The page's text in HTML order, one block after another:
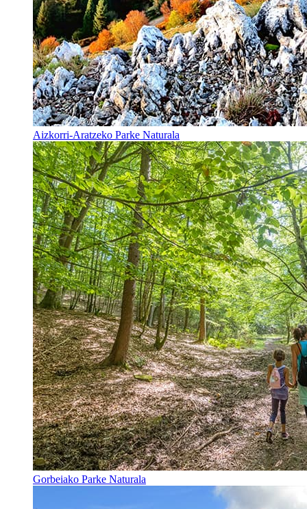
Aizkorri-Aratzeko Parke Naturala
Gorbeiako Parke Naturala